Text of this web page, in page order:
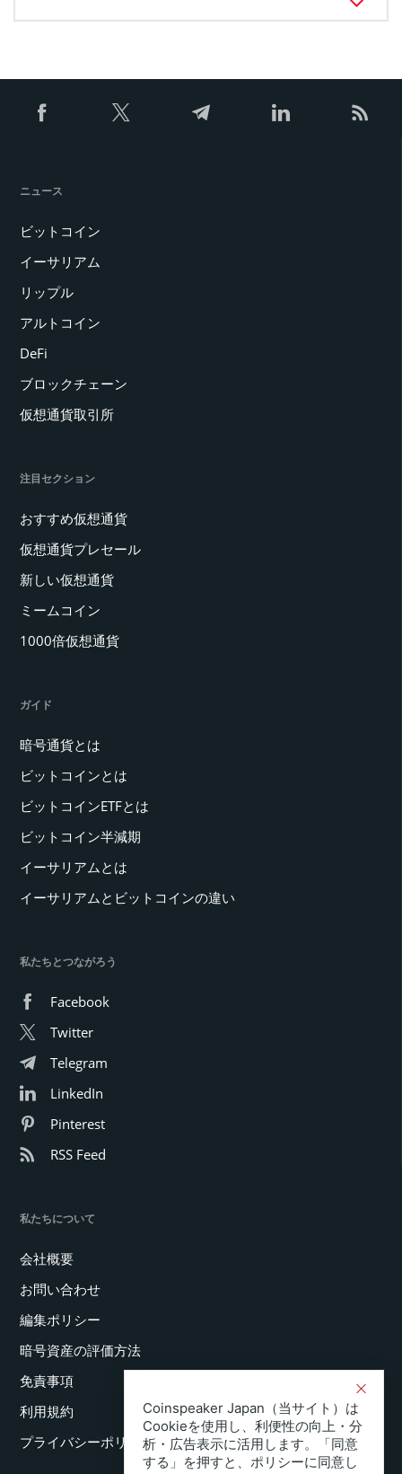
ジ
ニュース
ビットコイン
イーサリアム
リップル
アルトコイン
DeFi
ブロックチェーン
仮想通貨取引所
注目セクション
おすすめ仮想通貨
仮想通貨プレセール
新しい仮想通貨
ミームコイン
1000倍仮想通貨
ガイド
暗号通貨とは
ビットコインとは
ビットコインETFとは
ビットコイン半減期
イーサリアムとは
イーサリアムとビットコインの違い
私たちとつながろう
Facebook
Twitter
Telegram
LinkedIn
Pinterest
RSS Feed
私たちについて
会社概要
お問い合わせ
編集ポリシー
暗号資産の評価方法
免責事項
利用規約
プライバシーポリシー
Coinspeaker Japan（当サイト）は
Cookieを使用し、利便性の向上・分
析・広告表示に活用します。「同意
する」を押すと、ポリシーに同意し